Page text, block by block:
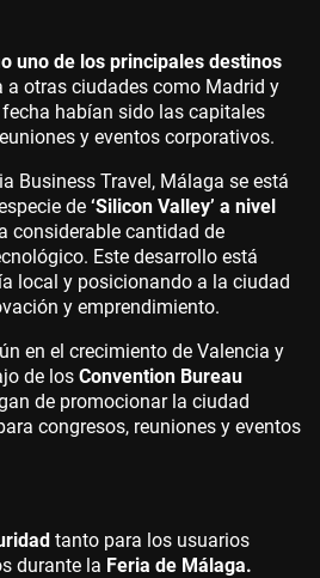
uno de los principales destinos
a otras ciudades como Madrid y
habían sido las capitales
y eventos corporativos.
Business Travel, Málaga se está
de ‘Silicon Valley’ a nivel
considerable cantidad de
Este desarrollo está
local y posicionando a la ciudad
y emprendimiento.
en el crecimiento de Valencia y
de los Convention Bureau
de promocionar la ciudad
congresos, reuniones y eventos
tanto para los usuarios
durante la Feria de Málaga.